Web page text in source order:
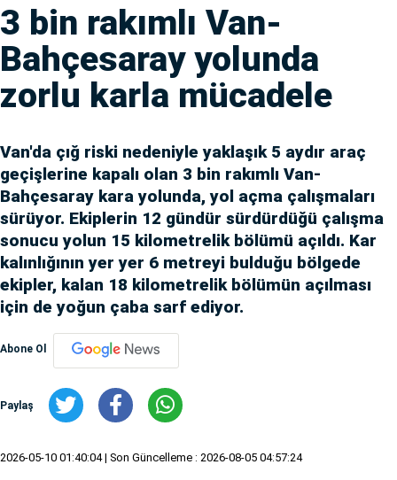
3 bin rakımlı Van-
Bahçesaray yolunda
zorlu karla mücadele
Van'da çığ riski nedeniyle yaklaşık 5 aydır araç
geçişlerine kapalı olan 3 bin rakımlı Van-
Bahçesaray kara yolunda, yol açma çalışmaları
sürüyor. Ekiplerin 12 gündür sürdürdüğü çalışma
sonucu yolun 15 kilometrelik bölümü açıldı. Kar
kalınlığının yer yer 6 metreyi bulduğu bölgede
ekipler, kalan 18 kilometrelik bölümün açılması
için de yoğun çaba sarf ediyor.
Abone Ol
Paylaş
2026-05-10 01:40:04 | Son Güncelleme : 2026-08-05 04:57:24